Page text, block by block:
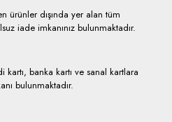
ürünler dışında yer alan tüm
iade imkanınız bulunmaktadır.
banka kartı ve sanal kartlara
bulunmaktadır.